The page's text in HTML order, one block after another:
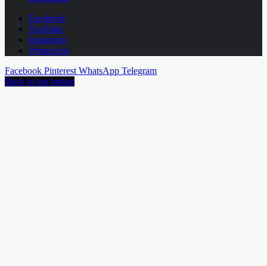
Facebook
YouTube
Instagram
WhatsApp
Facebook Pinterest WhatsApp Telegram
Back to top button